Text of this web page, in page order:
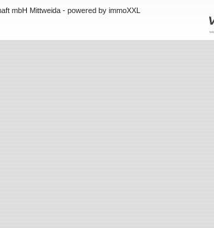
mbH Mittweida -powered by immoXXL